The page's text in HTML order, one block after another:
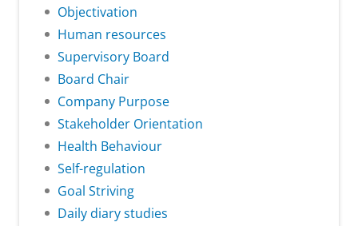
Objectivation
Human resources
Supervisory Board
Board Chair
Company Purpose
Stakeholder Orientation
Health Behaviour
Self-regulation
Goal Striving
Daily diary studies